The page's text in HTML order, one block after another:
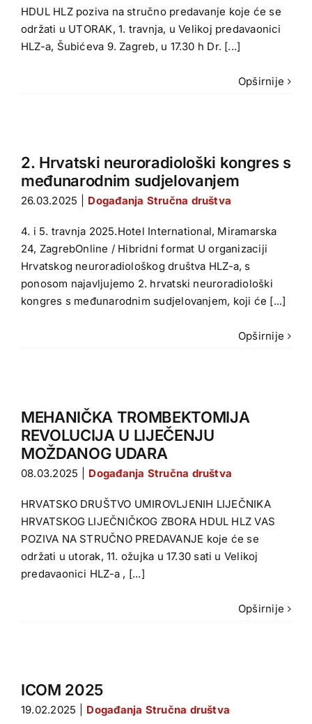
HDUL HLZ poziva na stručno predavanje koje će se
održati u UTORAK, 1. travnja, u Velikoj predavaonici
HLZ-a, Šubićeva 9. Zagreb, u 17.30 h Dr. [...]
Opširnije
2. Hrvatski neuroradiološki kongres s
međunarodnim sudjelovanjem
26.03.2025 Događanja Stručna društva
4. i 5. travnja 2025.Hotel International, Miramarska
24, ZagrebOnline / Hibridni format U organizaciji
Hrvatskog neuroradiološkog društva HLZ-a, s
ponosom najavljujemo 2. hrvatski neuroradiološki
kongres s međunarodnim sudjelovanjem, koji će [...]
Opširnije
MEHANIČKA TROMBEKTOMIJA
REVOLUCIJA U LIJEČENJU
MOŽDANOG UDARA
08.03.2025 Događanja Stručna društva
HRVATSKO DRUŠTVO UMIROVLJENIH LIJEČNIKA
HRVATSKOG LIJEČNIČKOG ZBORA HDUL HLZ VAS
POZIVA NA STRUČNO PREDAVANJE koje će se
održati u utorak, 11. ožujka u 17.30 sati u Velikoj
predavaonici HLZ-a , [...]
Opširnije
ICOM 2025
19.02.2025 Događanja Stručna društva